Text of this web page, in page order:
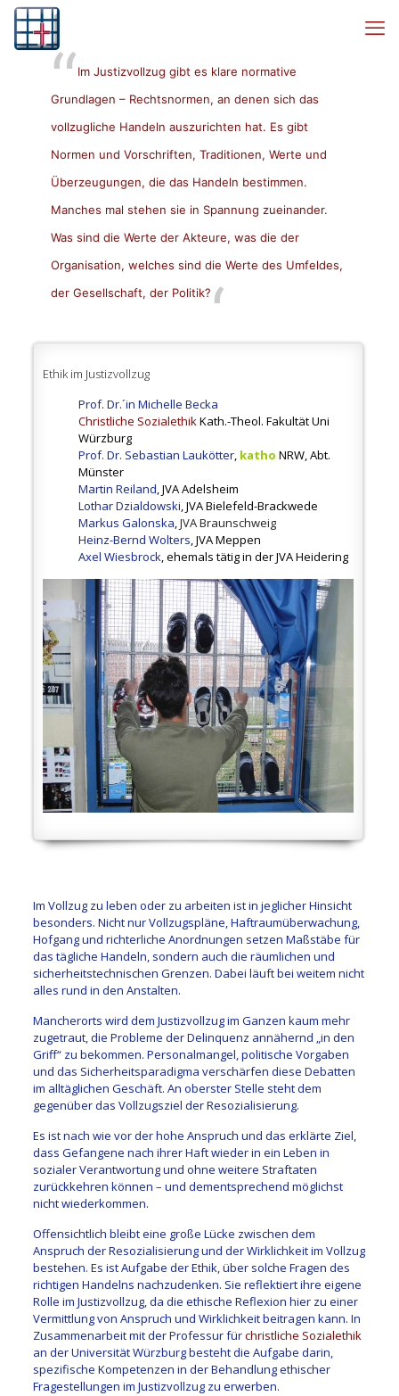
Im Justizvollzug gibt es klare normative
Grundlagen – Rechtsnormen, an denen sich das
vollzugliche Handeln auszurichten hat. Es gibt
Normen und Vorschriften, Traditionen, Werte und
Überzeugungen, die das Handeln bestimmen.
Manches mal stehen sie in Spannung zueinander.
Was sind die Werte der Akteure, was die der
Organisation, welches sind die Werte des Umfeldes,
der Gesellschaft, der Politik?
Ethik im Justizvollzug
Prof. Dr.´in Michelle Becka
Christliche SozialethikKath.-Theol. Fakultät Uni
Würzburg
Prof. Dr. Sebastian Laukötter, katho NRW, Abt.
Münster
Martin Reiland,JVA Adelsheim
Lothar Dzialdowski, JVA Bielefeld-Brackwede
Markus Galonska,JVA Braunschweig
Heinz-Bernd Wolters, JVA Meppen
Axel Wiesbrock,ehemals tätig in der JVA Heidering
Im Vollzug zu leben oder zu arbeiten ist in jeglicher Hinsicht
besonders. Nicht nur Vollzugspläne, Haftraumüberwachung,
Hofgang und richterliche Anordnungen setzen Maßstäbe für
das tägliche Handeln, sondern auch die räumlichen und
sicherheitstechnischen Grenzen. Dabei läuft bei weitem nicht
alles rund in den Anstalten.
Mancherorts wird dem Justizvollzug im Ganzen kaum mehr
zugetraut, die Probleme der Delinquenz annähernd „in den
Griff“ zu bekommen. Personalmangel, politische Vorgaben
und das Sicherheitsparadigma verschärfen diese Debatten
im alltäglichen Geschäft. An oberster Stelle steht dem
gegenüber das Vollzugsziel der Resozialisierung.
Es ist nach wie vor der hohe Anspruch und das erklärte Ziel,
dass Gefangene nach ihrer Haft wieder in ein Leben in
sozialer Verantwortung und ohne weitere Straftaten
zurückkehren können – und dementsprechend möglichst
nicht wiederkommen.
Offensichtlich bleibt eine große Lücke zwischen dem
Anspruch der Resozialisierung und der Wirklichkeit im Vollzug
bestehen. Es ist Aufgabe der Ethik, über solche Fragen des
richtigen Handelns nachzudenken. Sie reflektiert ihre eigene
Rolle im Justizvollzug, da die ethische Reflexion hier zu einer
Vermittlung von Anspruch und Wirklichkeit beitragen kann. In
Zusammenarbeit mit der Professur fürchristliche Sozialethik
an der Universität Würzburg besteht die Aufgabe darin,
spezifische Kompetenzen in der Behandlung ethischer
Fragestellungen im Justizvollzug zu erwerben.